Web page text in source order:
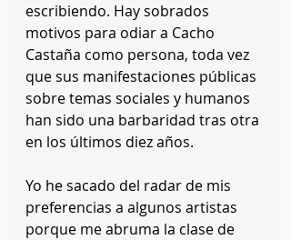
escribiendo. Hay sobrados
motivos para odiar a Cacho
Castaña como persona, toda vez
que sus manifestaciones públicas
sobre temas sociales y humanos
han sido una barbaridad tras otra
en los últimos diez años.
Yo he sacado del radar de mis
preferencias a algunos artistas
porque me abruma la clase de